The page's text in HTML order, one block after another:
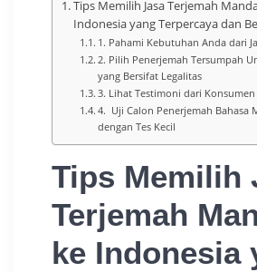
Tips Memilih Jasa Terjemah
Indonesia yang Terpercaya dan
1. Pahami Kebutuhan Anda dari
2. Pilih Penerjemah Tersumpah
yang Bersifat Legalitas
3. Lihat Testimoni dari
4. Uji Calon Penerjemah Bahasa
dengan Tes Kecil
Tips Memilih
Terjemah
ke Indonesia